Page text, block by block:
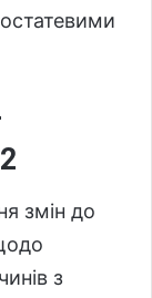
змін до
з